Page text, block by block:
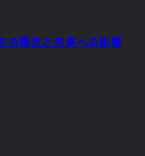
の懸念と未来への影響